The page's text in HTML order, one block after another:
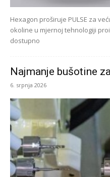
Hexagon proširuje PULSE za
okoline u mjernoj tehnologiji
dostupno
Najmanje bušotine
6. srpnja 2026